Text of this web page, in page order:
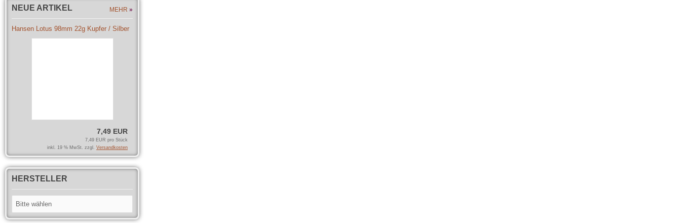
NEUE ARTIKEL MEHR »
Hansen Lotus 98mm 22g Kupfer / Silber
7,49 EUR
7,49 EUR pro Stück
inkl. 19 % MwSt. zzgl. Versandkosten
HERSTELLER